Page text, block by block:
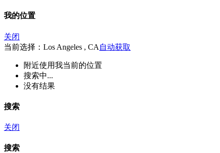
我的位置
关闭
当前选择：Los Angeles , CA 自动获取
附近使用我当前的位置
搜索中...
没有结果
搜索
关闭
搜索